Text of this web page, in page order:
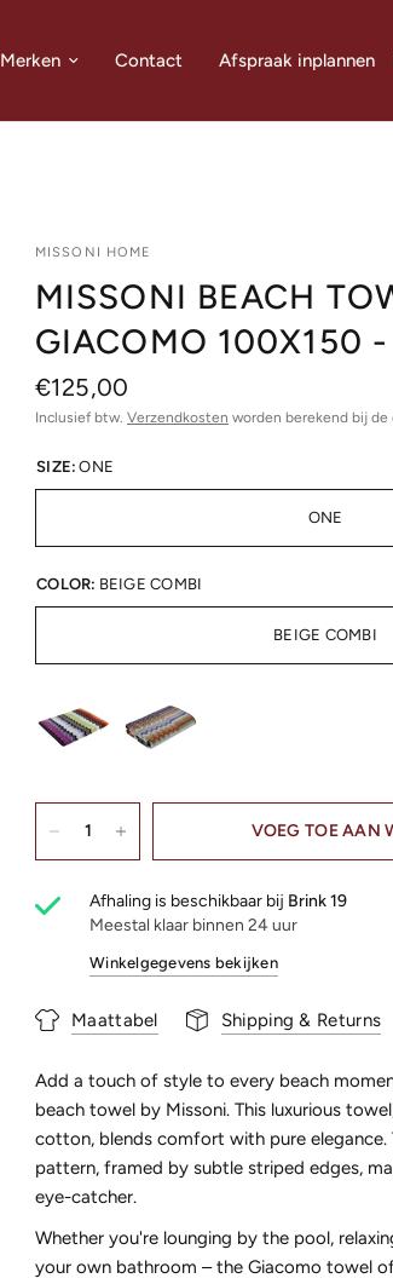
Merken Contact Afspraak inplannen
MISSONI HOME
MISSONI BEACH
GIACOMO 100X150 -
€125,00
Inclusief btw. Verzendkosten worden berekend bij de
SIZE: ONE
ONE
COLOR: BEIGE COMBI
BEIGE COMBI
VOEG TOE AAN
Afhaling is beschikbaar bij Brink 19
Meestal klaar binnen 24 uur
Winkelgegevens bekijken
Maattabel Shipping & Returns
Add a touch of style to every beach
beach towel by Missoni. This luxurious
cotton, blends comfort with pure elegance.
pattern, framed by subtle striped edges,
eye-catcher.
Whether you're lounging by the pool,
your own bathroom – the Giacomo towel